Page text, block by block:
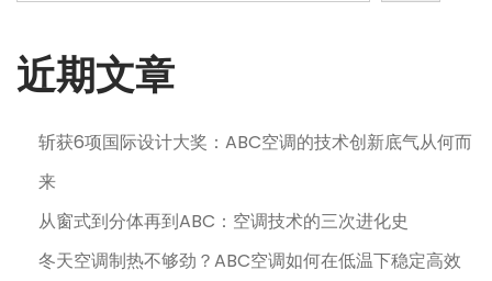
近期文章
斩获6项国际设计大奖：ABC空调的技术创新底气从何而
来
从窗式到分体再到ABC：空调技术的三次进化史
冬天空调制热不够劲？ABC空调如何在低温下稳定高效